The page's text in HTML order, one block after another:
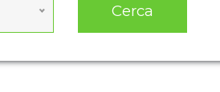
Cerca